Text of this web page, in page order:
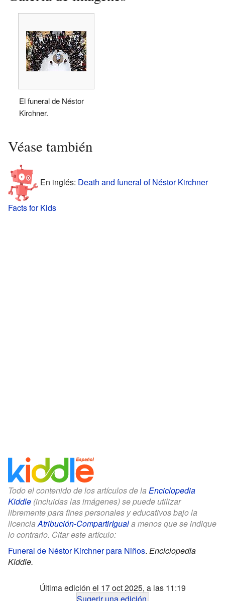
El funeral de Néstor
Kirchner.
Véase también
En inglés: Death and funeral of Néstor Kirchner
Facts for Kids
Todo el contenido de los artículos de la Enciclopedia
Kiddle (incluidas las imágenes) se puede utilizar
libremente para fines personales y educativos bajo la
licenciaAtribución-CompartirIguala menos que se indique
lo contrario. Citar este artículo:
Funeral de Néstor Kirchner para Niños. Enciclopedia
Kiddle.
Última edición el 17 oct 2025, a las 11:19
Sugerir una edición